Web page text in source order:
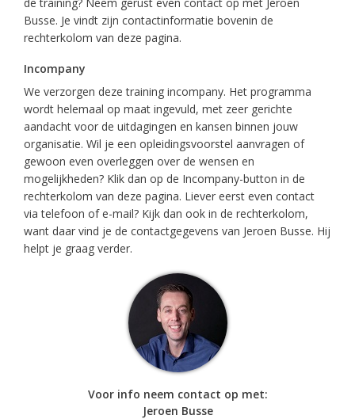
Busse. Je vindt zijn contactinformatie bovenin de
rechterkolom van deze pagina.
Incompany
We verzorgen deze training incompany. Het programma
wordt helemaal op maat ingevuld, met zeer gerichte
aandacht voor de uitdagingen en kansen binnen jouw
organisatie. Wil je een opleidingsvoorstel aanvragen of
gewoon even overleggen over de wensen en
mogelijkheden? Klik dan op de Incompany-button in de
rechterkolom van deze pagina. Liever eerst even contact
via telefoon of e-mail? Kijk dan ook in de rechterkolom,
want daar vind je de contactgegevens van Jeroen Busse. Hij
helpt je graag verder.
Voor info neem contact op met:
Jeroen Busse